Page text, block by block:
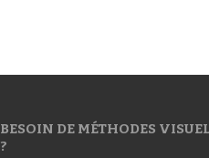
BESOIN DE MÉTHODES
?